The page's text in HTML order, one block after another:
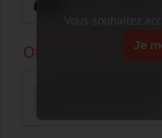
Vous souhaitez
Je